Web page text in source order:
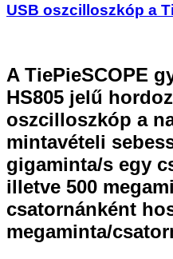
USB oszcilloszkóp a
A TiePieSCOPE
HS805 jelű
oszcilloszkóp a
mintavételi
gigaminta/s egy
illetve 500
csatornánként
megaminta/